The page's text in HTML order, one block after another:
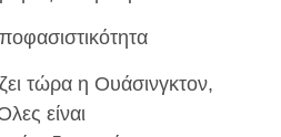
τώρα η Ουάσινγκτον,
είναι